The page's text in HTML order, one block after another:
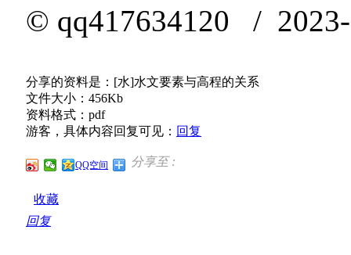
© qq417634120 /
分享的资料是：[水]水文要素与高程的关系
文件大小：456Kb
资料格式：pdf
游客，具体内容回复可见： 回复
分享至 :
QQ空间
收藏
回复